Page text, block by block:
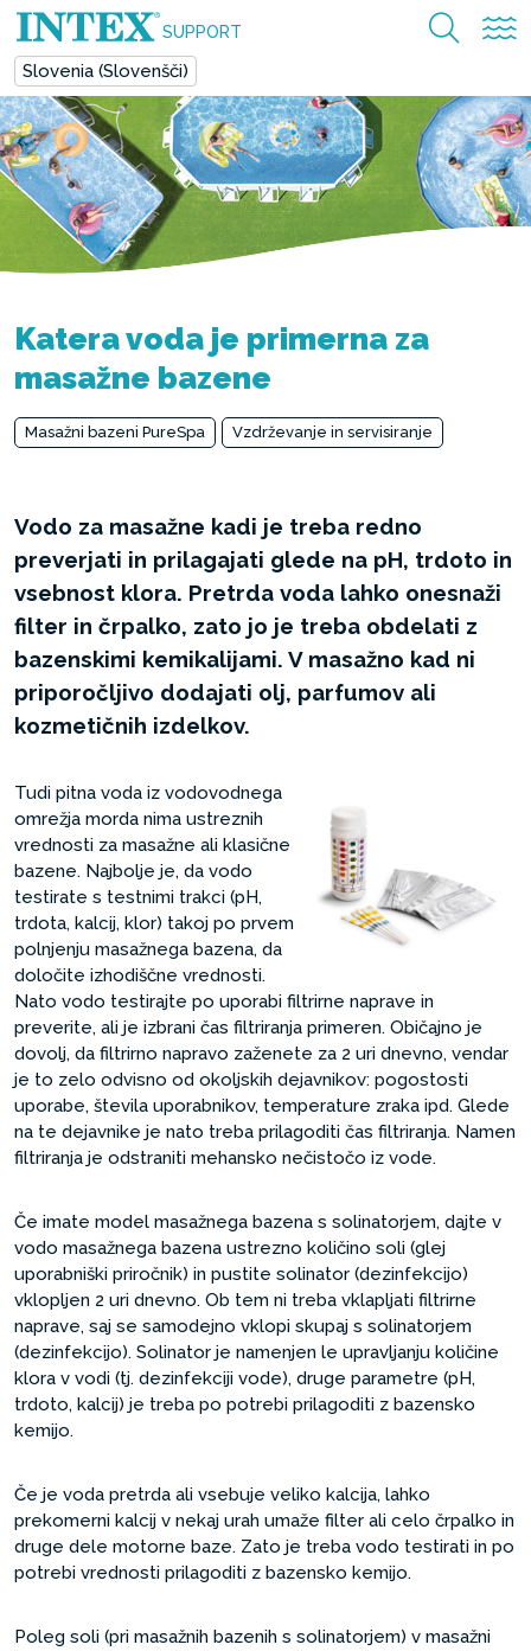
SUPPORT
Slovenia (Slovenšči)
Katera voda je primerna za
masažne bazene
Masažni bazeni PureSpa Vzdrževanje in servisiranje
Vodo za masažne kadi je treba redno
preverjati in prilagajati glede na pH, trdoto in
vsebnost klora. Pretrda voda lahko onesnaži
filter in črpalko, zato jo je treba obdelati z
bazenskimi kemikalijami. V masažno kad ni
priporočljivo dodajati olj, parfumov ali
kozmetičnih izdelkov.
Tudi pitna voda iz vodovodnega
omrežja morda nima ustreznih
vrednosti za masažne ali klasične
bazene. Najbolje je, da vodo
testirate s testnimi trakci (pH,
trdota, kalcij, klor) takoj po prvem
polnjenju masažnega bazena, da
določite izhodiščne vrednosti.
Nato vodo testirajte po uporabi filtrirne naprave in
preverite, ali je izbrani čas filtriranja primeren. Običajno je
dovolj, da filtrirno napravo zaženete za 2 uri dnevno, vendar
je to zelo odvisno od okoljskih dejavnikov: pogostosti
uporabe, števila uporabnikov, temperature zraka ipd. Glede
na te dejavnike je nato treba prilagoditi čas filtriranja. Namen
filtriranja je odstraniti mehansko nečistočo iz vode.
Če imate model masažnega bazena s solinatorjem, dajte v
vodo masažnega bazena ustrezno količino soli (glej
uporabniški priročnik) in pustite solinator (dezinfekcijo)
vklopljen 2 uri dnevno. Ob tem ni treba vklapljati filtrirne
naprave, saj se samodejno vklopi skupaj s solinatorjem
(dezinfekcijo). Solinator je namenjen le upravljanju količine
klora v vodi (tj. dezinfekciji vode), druge parametre (pH,
trdoto, kalcij) je treba po potrebi prilagoditi z bazensko
kemijo.
Če je voda pretrda ali vsebuje veliko kalcija, lahko
prekomerni kalcij v nekaj urah umaže filter ali celo črpalko in
druge dele motorne baze. Zato je treba vodo testirati in po
potrebi vrednosti prilagoditi z bazensko kemijo.
Poleg soli (pri masažnih bazenih s solinatorjem) v masažni